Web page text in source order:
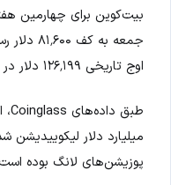
بیت‌کوین برای چهارمین
اوج تاریخی ۱۲۶٬۱۹۹ دلار در ماه اکتبر است.
پوزیشن‌های لانگ بوده